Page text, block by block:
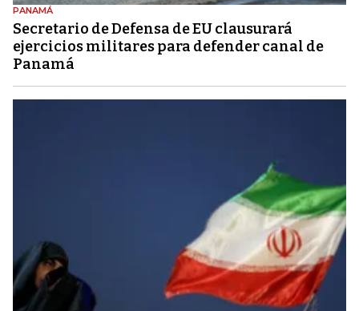
PANAMÁ
Secretario de Defensa de EU clausurará
ejercicios militares para defender canal de
Panamá